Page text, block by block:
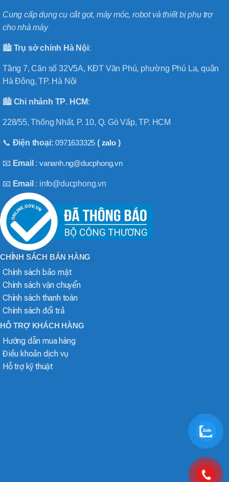
Cung cấp dụng cụ cắt gọt, máy móc, robot và thiết bị phụ trợ
cho nhà máy
🏙️ Trụ sở chính Hà Nội:
Tầng 7, Căn số 32V5A, KĐT Văn Phú, phường Phú La, quận
Hà Đông, TP. Hà Nội
🏙️ Chi nhánh TP. HCM:
228/55, Thống Nhất, P. 10, Q. Gò Vấp, TP. HCM
📞 Điện thoại:0971633325 ( zalo)
📧 Email :vananh.ng@ducphong.vn
📧 Email : info@ducphong.vn
CHÍNH SÁCH BÁN HÀNG
Chính sách bảo mật
Chính sách vận chuyển
Chính sách thanh toán
Chính sách đổi trả
HỖ TRỢ KHÁCH HÀNG
Hướng dẫn mua hàng
Điều khoản dịch vụ
Hỗ trợ kỹ thuật